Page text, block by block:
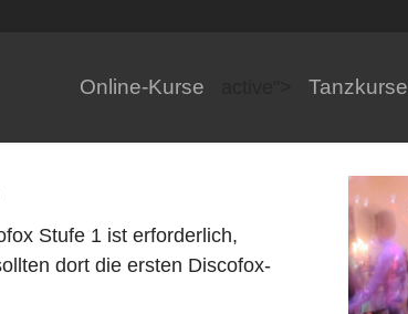
Online-Kurse Tanzkurse
Stufe 1 ist erforderlich,
dort die ersten Discofox-